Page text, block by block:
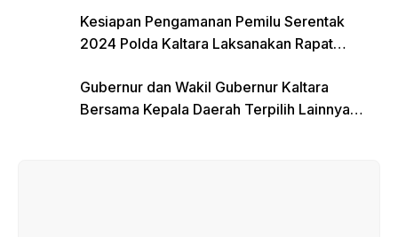
Kesiapan Pengamanan Pemilu Serentak
2024 Polda Kaltara Laksanakan Rapat
Gubernur dan Wakil Gubernur Kaltara
Bersama Kepala Daerah Terpilih Lainnya